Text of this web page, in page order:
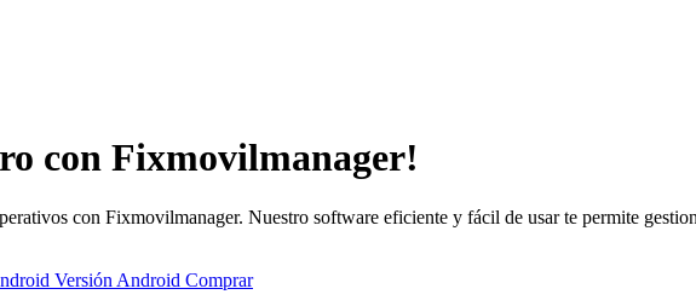
con Fixmovilmanager!
con Fixmovilmanager. Nuestro software eficiente y fácil de usar te permite
Versión Android Comprar